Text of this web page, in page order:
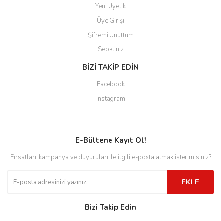
Yeni Üyelik
Üye Girişi
Şifremi Unuttum
Sepetiniz
BİZİ TAKİP EDİN
Facebook
Instagram
E-Bültene Kayıt Ol!
Fırsatları, kampanya ve duyuruları ile ilgili e-posta almak ister misiniz?
EKLE
Bizi Takip Edin